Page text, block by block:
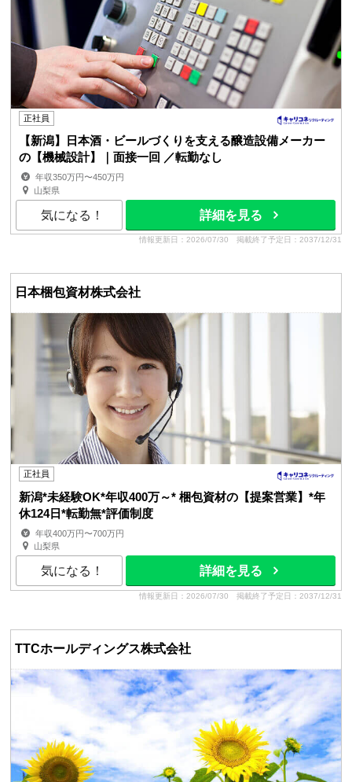
正社員
【新潟】日本酒・ビールづくりを支える醸造設備メーカー
の【機械設計】｜面接一回 ／転勤なし
年収350万円〜450万円
山梨県
気になる！ 詳細を見る
情報更新日：2026/07/30 掲載終了予定日：2037/12/31
日本梱包資材株式会社
正社員
新潟*未経験OK*年収400万～* 梱包資材の【提案営業】*年
休124日*転勤無*評価制度
年収400万円〜700万円
山梨県
気になる！ 詳細を見る
情報更新日：2026/07/30 掲載終了予定日：2037/12/31
TTCホールディングス株式会社